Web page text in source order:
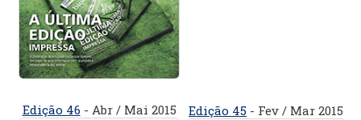
Edição 46- Abr / Mai 2015 Edição 45 - Fev / Mar 2015